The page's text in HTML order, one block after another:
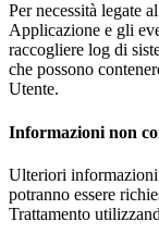
Per necessità legate
Applicazione e gli
raccogliere log di
che possono
Utente.
Informazioni non
Ulteriori informazioni
potranno essere
Trattamento